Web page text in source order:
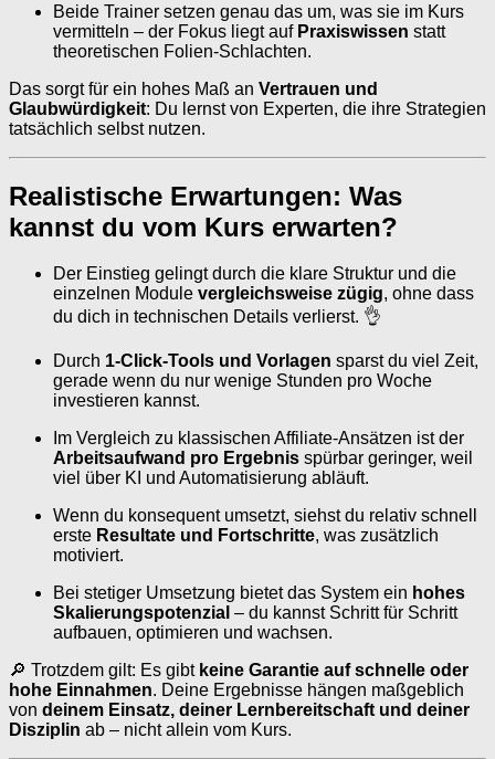
Beide Trainer setzen genau das um, was sie im Kurs
vermitteln – der Fokus liegt auf Praxiswissen statt
theoretischen Folien-Schlachten.
Das sorgt für ein hohes Maß an Vertrauen und
Glaubwürdigkeit: Du lernst von Experten, die ihre Strategien
tatsächlich selbst nutzen.
Realistische Erwartungen: Was
kannst du vom Kurs erwarten?
Der Einstieg gelingt durch die klare Struktur und die
einzelnen Module vergleichsweise zügig, ohne dass
du dich in technischen Details verlierst. 👌
Durch 1-Click-Tools und Vorlagen sparst du viel Zeit,
gerade wenn du nur wenige Stunden pro Woche
investieren kannst.
Im Vergleich zu klassischen Affiliate-Ansätzen ist der
Arbeitsaufwand pro Ergebnis spürbar geringer, weil
viel über KI und Automatisierung abläuft.
Wenn du konsequent umsetzt, siehst du relativ schnell
erste Resultate und Fortschritte, was zusätzlich
motiviert.
Bei stetiger Umsetzung bietet das System ein hohes
Skalierungspotenzial – du kannst Schritt für Schritt
aufbauen, optimieren und wachsen.
🔎 Trotzdem gilt: Es gibt keine Garantie auf schnelle oder
hohe Einnahmen. Deine Ergebnisse hängen maßgeblich
von deinem Einsatz, deiner Lernbereitschaft und deiner
Disziplin ab – nicht allein vom Kurs.